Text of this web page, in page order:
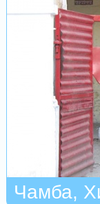
Чамба,